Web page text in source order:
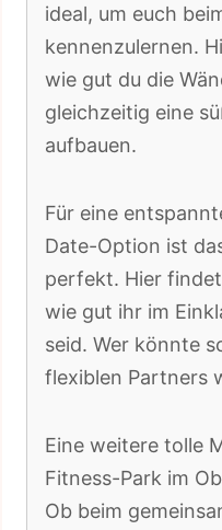
ideal, um euch
kennenzulernen.
wie gut du die
gleichzeitig eine
aufbauen.
Für eine
Date-Option ist
perfekt. Hier
wie gut ihr im
seid. Wer könnte
flexiblen Partners
Eine weitere tolle
Fitness-Park im
Ob beim